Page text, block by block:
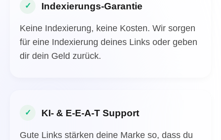
✓ Indexierungs-Garantie
Keine Indexierung, keine Kosten. Wir sorgen
für eine Indexierung deines Links oder geben
dir dein Geld zurück.
✓ KI- & E-E-A-T Support
Gute Links stärken deine Marke so, dass du